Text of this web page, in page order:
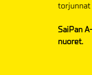
torjunnat
SaiPan
nuoret.